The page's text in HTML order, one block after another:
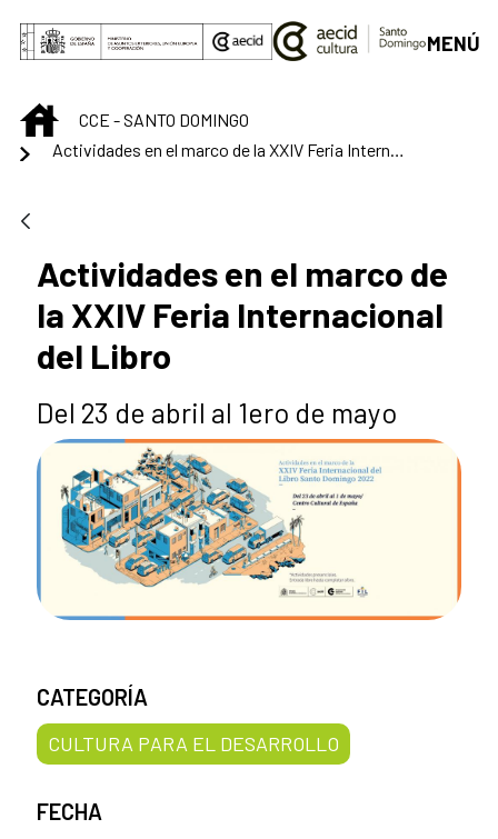
Saut au contenu principal
MENÚ
INICIOCCE - SANTO DOMINGO
Actividades en el marco de la XXIV Feria Internacional del Libro
Actividades en el marco de
la XXIV Feria Internacional
del Libro
Del 23 de abril al 1ero de mayo
CATEGORÍA
CULTURA PARA EL DESARROLLO
FECHA